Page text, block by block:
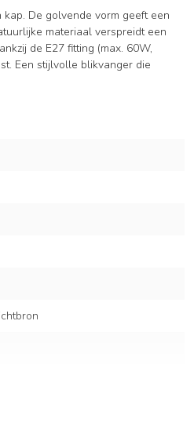
De golvende vorm geeft een
materiaal verspreidt een
de E27 fitting (max. 60W,
Een stijlvolle blikvanger die